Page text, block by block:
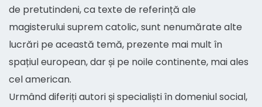
de pretutindeni, ca texte de referință ale
magisterului suprem catolic, sunt nenumărate alte
lucrări pe această temă, prezente mai mult în
spațiul european, dar și pe noile continente, mai ales
cel american.
Urmând diferiți autori și specialiști în domeniul social,